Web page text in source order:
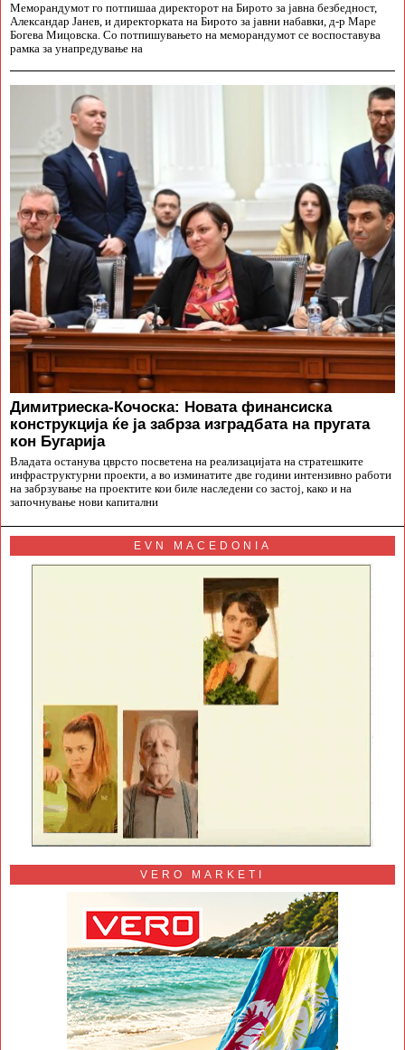
Меморандумот го потпишаа директорот на Бирото за јавна безбедност,
Александар Јанев, и директорката на Бирото за јавни набавки, д-р Маре
Богева Мицовска. Со потпишувањето на меморандумот се воспоставува
рамка за унапредување на
Димитриеска-Кочоска: Новата финансиска
конструкција ќе ја забрза изградбата на пругата
кон Бугарија
Владата останува цврсто посветена на реализацијата на стратешките
инфраструктурни проекти, а во изминатите две години интензивно работи
на забрзување на проектите кои биле наследени со застој, како и на
започнување нови капитални
EVN MACEDONIA
VERO MARKETI